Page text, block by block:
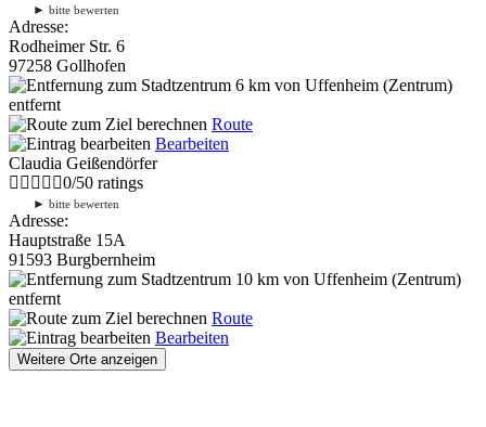
► bitte bewerten
Adresse:
Rodheimer Str. 6
97258 Gollhofen
6 km von Uffenheim (Zentrum)
entfernt
Route
Bearbeiten
Claudia Geißendörfer
0/50 ratings
► bitte bewerten
Adresse:
Hauptstraße 15A
91593 Burgbernheim
10 km von Uffenheim (Zentrum)
entfernt
Route
Bearbeiten
Weitere Orte anzeigen